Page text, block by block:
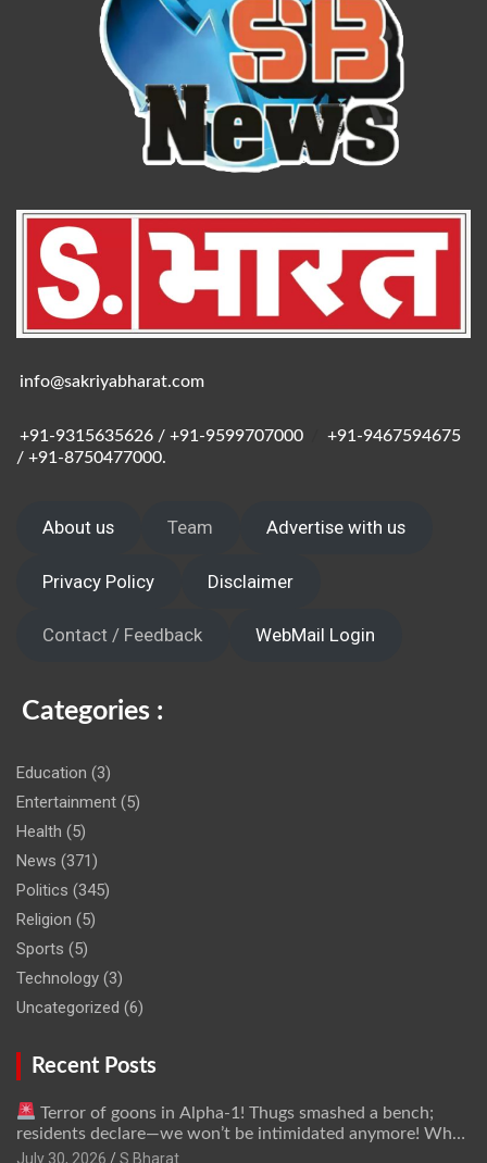
info@sakriyabharat.com
+91-9315635626 / +91-9599707000
+91-9467594675
/ +91-8750477000.
About us Team Advertise with us
Privacy Policy Disclaimer
Contact / Feedback WebMail Login
Categories :
Education (3)
Entertainment (5)
Health (5)
News (371)
Politics (345)
Religion (5)
Sports (5)
Technology (3)
Uncategorized (6)
Recent Posts
Terror of goons in Alpha-1! Thugs smashed a bench;
residents declare—we won’t be intimidated anymore! Who
is the mastermind behind it all? | SBharat
July 30, 2026 S Bharat